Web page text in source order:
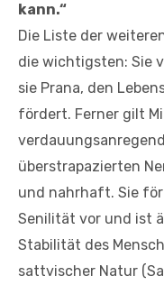
kann.“
Die Liste der
die wichtigsten: Sie
sie Prana, den
fördert. Ferner gilt
überstrapazierten
und nahrhaft. Sie
Senilität vor und ist
Stabilität des
sattvischer Natur